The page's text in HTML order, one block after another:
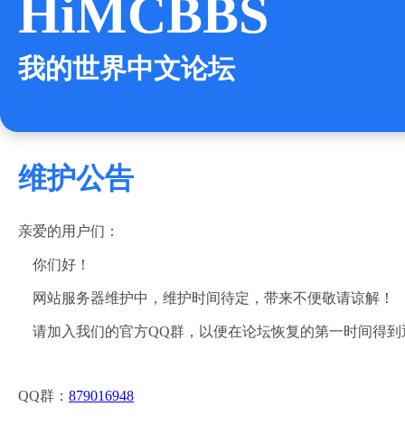
HiMCBBS
我的世界中文论坛
维护公告
亲爱的用户们：
你们好！
网站服务器维护中，维护时间待定，带来不便敬请谅解！
请加入我们的官方QQ群，以便在论坛恢复的第一时间得到
QQ群： 879016948